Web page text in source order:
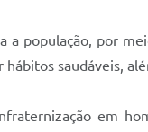
população, por
saudáveis,
em